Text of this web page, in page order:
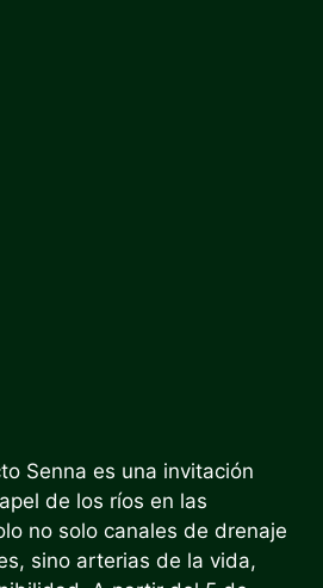
Senna es una invitación
de los ríos en las
no solo canales de drenaje
sino arterias de la vida,